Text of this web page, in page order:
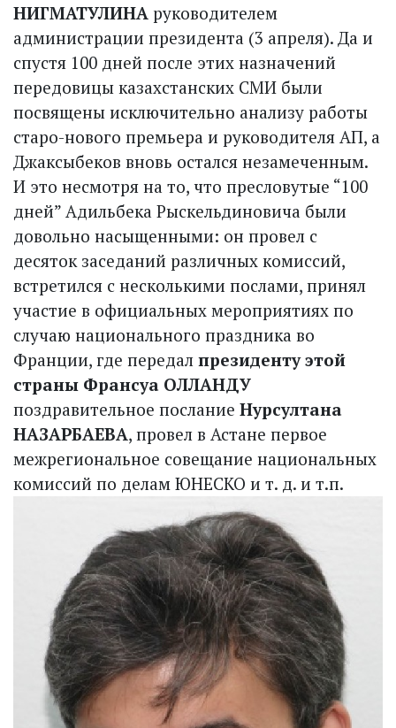
НИГМАТУЛИНА руководителем
администрации президента (3 апреля). Да и
спустя 100 дней после этих назначений
передовицы казахстанских СМИ были
посвящены исключительно анализу работы
старо-нового премьера и руководителя АП, а
Джаксыбеков вновь остался незамеченным.
И это несмотря на то, что пресловутые “100
дней” Адильбека Рыскельдиновича были
довольно насыщенными: он провел с
десяток заседаний различных комиссий,
встретился с несколькими послами, принял
участие в официальных мероприятиях по
случаю национального праздника во
Франции, где передал президенту этой
страны Франсуа ОЛЛАНДУ
поздравительное послание Нурсултана
НАЗАРБАЕВА, провел в Астане первое
межрегиональное совещание национальных
комиссий по делам ЮНЕСКО и т. д. и т.п.